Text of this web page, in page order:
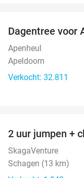
Dagentree voor
Apenheul
Apeldoorn
Verkocht: 32.811
2 uur jumpen +
SkagaVenture
Schagen (13 km)